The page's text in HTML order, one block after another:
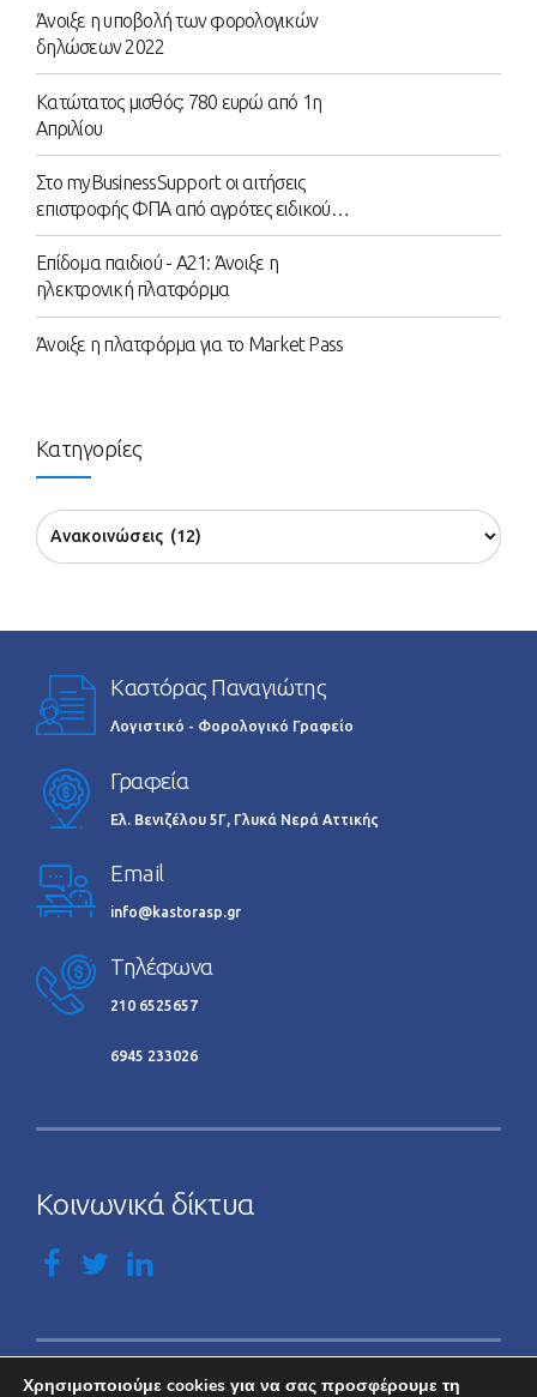
Άνοιξε η υποβολή των φορολογικών
δηλώσεων 2022
Κατώτατος μισθός: 780 ευρώ από 1η
Απριλίου
Στο myBusinessSupport οι αιτήσεις
επιστροφής ΦΠΑ από αγρότες ειδικού
καθεστώτος
Επίδομα παιδιού - Α21: Άνοιξε η
ηλεκτρονική πλατφόρμα
Άνοιξε η πλατφόρμα για το Market Pass
Κατηγορίες
Καστόρας Παναγιώτης
Λογιστικό - Φορολογικό Γραφείο
Γραφεία
Ελ. Βενιζέλου 5Γ, Γλυκά Νερά Αττικής
Email
info@kastorasp.gr
Τηλέφωνα
210 6525657
6945 233026
Κοινωνικά δίκτυα
Χρησιμοποιούμε cookies για να σας προσφέρουμε τη